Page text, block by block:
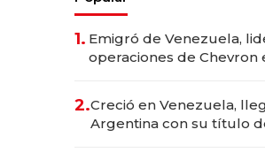
1. Emigró de Venezuela,
operaciones de Chevron
2.Creció en Venezuela,
Argentina con su título